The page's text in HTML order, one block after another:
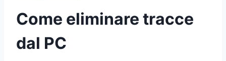
Come eliminare tracce
dal PC